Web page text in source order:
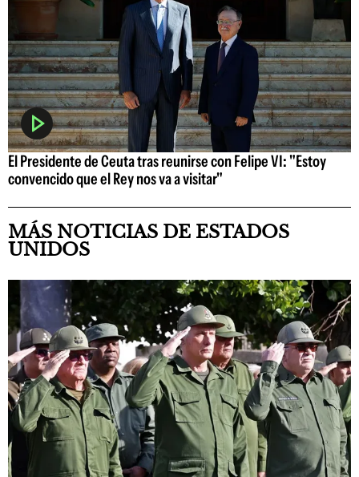
El Presidente de Ceuta tras reunirse con Felipe VI: "Estoy
convencido que el Rey nos va a visitar"
MÁS NOTICIAS DE ESTADOS
UNIDOS